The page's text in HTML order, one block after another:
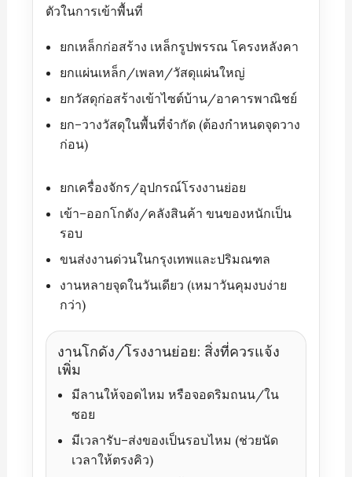
ตัวในการเข้าพื้นที่
ยกเหล็กก่อสร้าง เหล็กรูปพรรณ โครงหลังคา
ยกแผ่นเหล็ก/เพลท/วัสดุแผ่นใหญ่
ยกวัสดุก่อสร้างเข้าไซต์บ้าน/อาคารพาณิชย์
ยก–วางวัสดุในพื้นที่จำกัด (ต้องกำหนดจุดวาง
ก่อน)
ยกเครื่องจักร/อุปกรณ์โรงงานย่อย
เข้า–ออกโกดัง/คลังสินค้า ขนของหนักเป็น
รอบ
ขนส่งงานด่วนในกรุงเทพและปริมณฑล
งานหลายจุดในวันเดียว (เหมาวันคุมงบง่าย
กว่า)
งานโกดัง/โรงงานย่อย: สิ่งที่ควรแจ้ง
เพิ่ม
มีลานให้จอดไหม หรือจอดริมถนน/ใน
ซอย
มีเวลารับ–ส่งของเป็นรอบไหม (ช่วยนัด
เวลาให้ตรงคิว)